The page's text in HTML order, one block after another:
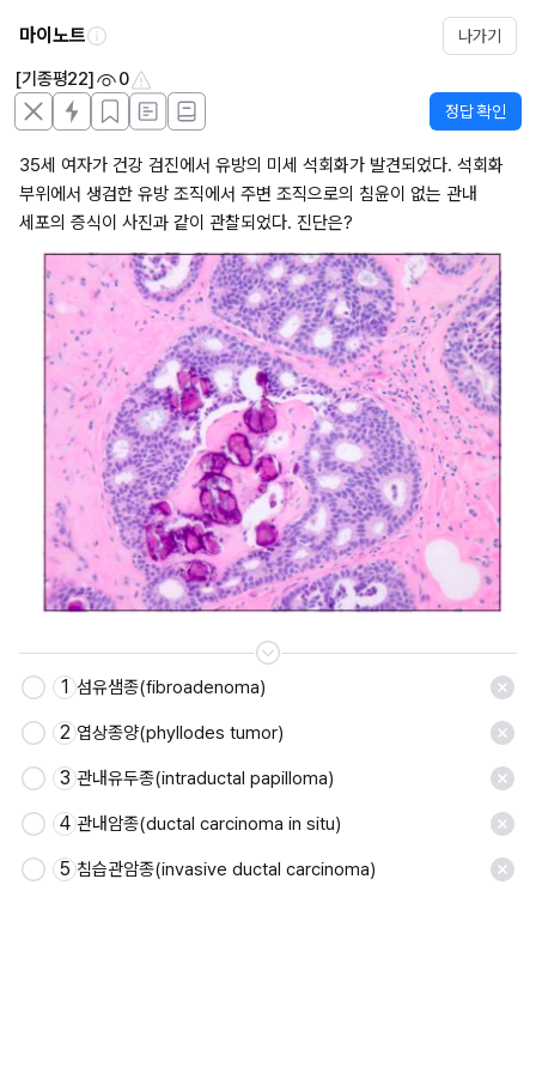
마이노트 나가기
[기종평22] 0
정답 확인
35세 여자가 건강 검진에서 유방의 미세 석회화가 발견되었다. 석회화
부위에서 생검한 유방 조직에서 주변 조직으로의 침윤이 없는 관내
세포의 증식이 사진과 같이 관찰되었다. 진단은?
저장
1 섬유샘종(fibroadenoma)
2 엽상종양(phyllodes tumor)
3 관내유두종(intraductal papilloma)
4 관내암종(ductal carcinoma in situ)
5 침습관암종(invasive ductal carcinoma)